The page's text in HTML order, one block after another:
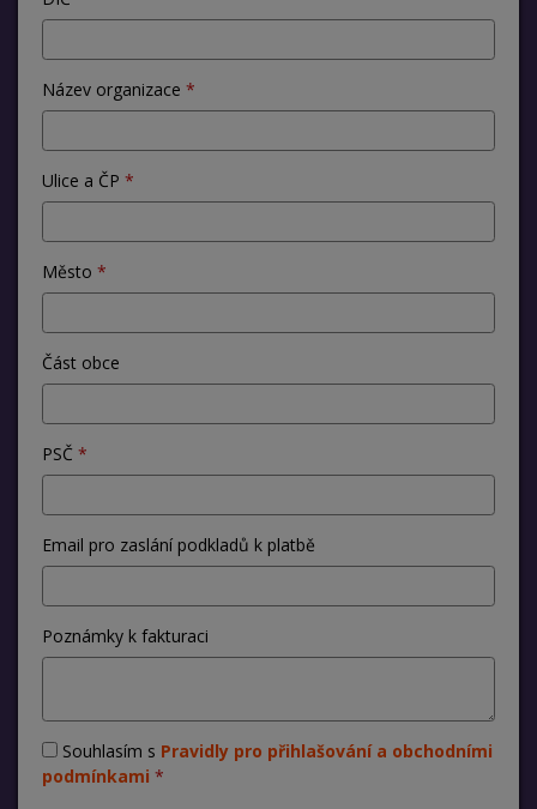
Název organizace
Ulice a ČP
Město
Část obce
PSČ
Email pro zaslání podkladů k platbě
Poznámky k fakturaci
Souhlasím s Pravidly pro přihlašování a obchodními
podmínkami